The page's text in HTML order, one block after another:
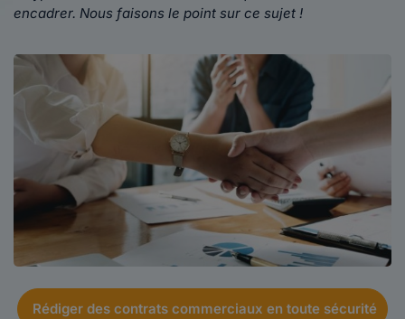
encadrer. Nous faisons le point sur ce sujet !
Rédiger des contrats commerciaux en toute sécurité